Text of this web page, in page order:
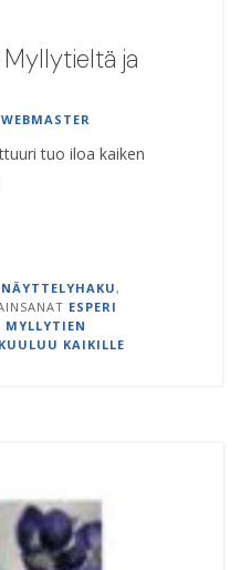
ja
WEBMASTER
tuo iloa kaiken
NÄYTTELYHAKU ,
ESPERI
MYLLYTIEN
KAIKILLE